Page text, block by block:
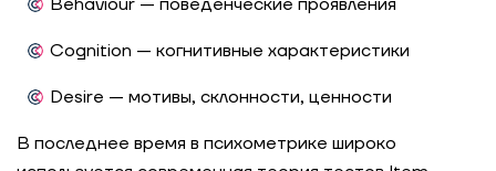
Behaviour — поведенческие проявления
Cognition — когнитивные характеристики
Desire — мотивы, склонности, ценности
В последнее время в психометрике широко